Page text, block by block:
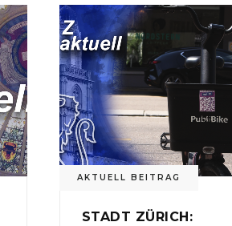
AKTUELL BEITRAG
STADT ZÜRICH: